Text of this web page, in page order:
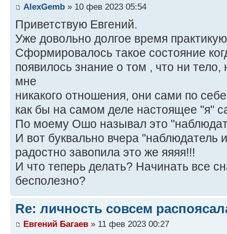
AlexGemb » 10 фев 2023 05:54
Приветствую Евгений.
Уже довольно долгое время
Сформировалось такое состояние
появилось знание о том , что ни
мне
никакого отношения, они сами по
как бы на самом деле настоящее "я"
По моему Ошо называл это
И вот буквально вчера "наблюдатель
радостно завопила это же яяяя!!!
И что теперь делать? Начинать все
бесполезно?
Re: личность совсем
Евгений Багаев » 11 фев 2023 00:27